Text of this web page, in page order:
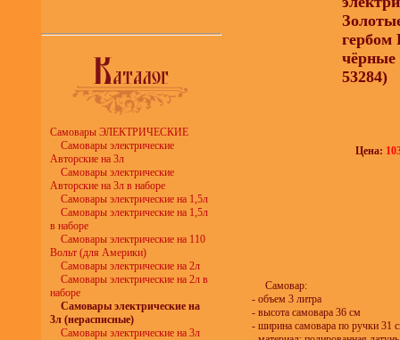
Самовары ЭЛЕКТРИЧЕСКИЕ
Самовары электрические
Авторские на 3л
Самовары электрические
Авторские на 3л в наборе
Самовары электрические на 1,5л
Самовары электрические на 1,5л
в наборе
Самовары электрические на 110
Вольт (для Америки)
Самовары электрические на 2л
Самовары электрические на 2л в
наборе
Самовары электрические на
3л (нерасписные)
Самовары электрические на 3л
гербом
чёрные
53284)
Цена:
Самовар:
- объем 3 литра
- высота самовара 36 см
- ширина самовара по ручки 31